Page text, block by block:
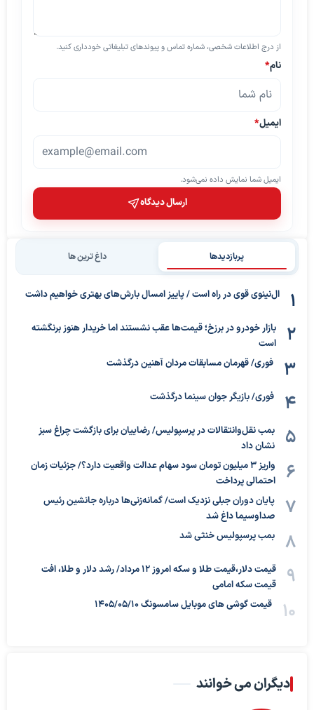
از درج اطلاعات شخصی، شماره تماس و پیوندهای تبلیغاتی خودداری کنید.
نام*
ایمیل*
ایمیل شما نمایش داده نمی‌شود.
ارسال دیدگاه
پربازدیدها داغ ترین ها
ال‌نینوی قوی در راه است / پاییز امسال بارش‌های بهتری خواهیم داشت
بازار خودرو در برزخ؛ قیمت‌ها عقب نشستند اما خریدار هنوز برنگشته
است
فوری/ قهرمان مسابقات مردان آهنین درگذشت
فوری/ بازیگر جوان سینما درگذشت
بمب نقل‌وانتقالات در پرسپولیس/ رضاییان برای بازگشت چراغ سبز
نشان داد
واریز ۳ میلیون تومان سود سهام عدالت واقعیت دارد؟/ جزئیات زمان
احتمالی پرداخت
پایان دوران جبلی نزدیک است/ گمانه‌زنی‌ها درباره جانشین رئیس
صداوسیما داغ شد
بمب پرسپولیس خنثی شد
قیمت دلار،قیمت طلا و سکه امروز ۱۲ مرداد/ رشد دلار و طلا، افت
قیمت سکه امامی
قیمت گوشی های موبایل سامسونگ 1405/05/10
دیگران می خوانند